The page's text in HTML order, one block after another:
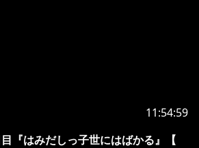
11:54:59
『はみだしっ子世にはばかる』【